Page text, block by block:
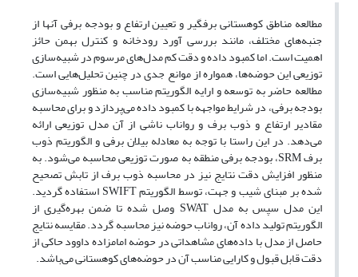
مطالعه مناطق کوهستانی برفگیر و تعیین ارتفاع و بودجه برفی آنها از
جنبه‌های مختلف، مانند بررسی آورد رودخانه و کنترل بهمن حائز
اهمیت است. اما کمبود داده و دقت کم مدل‌های مرسوم در شبیه‌سازی
توزیعی این حوضه‌ها، همواره از موانع جدی در چنین تحلیل‌هایی است.
مطالعه حاضر به توسعه و ارایه الگوریتم مناسب به منظور شبیه‌سازی
بودجه برفی، در شرایط مواجهه با کمبود داده می‌پردازد و برای محاسبه
مقادیر ارتفاع و ذوب برف و رواناب ناشی از آن مدل توزیعی ارائه
می‌دهد. در این راستا با توجه به معادله بیلان برفی و الگوریتم ذوب
برف SRM، بودجه برفی منطقه به صورت توزیعی محاسبه می‌شود. به
منظور افزایش دقت نتایج نیز در محاسبه ذوب برف از تابش تصحیح
شده بر مبنای شیب و جهت، توسط الگوریتم SWIFT استفاده گردید.
این مدل سپس به مدل SWAT وصل شده تا ضمن بهره‌گیری از
الگوریتم تولید داده آن، رواناب حوضه نیز محاسبه گردد. مقایسه نتایج
حاصل از مدل با داده‌های مشاهداتی در حوضه امامزاده داوود حاکی از
دقت قابل قبول و کارایی مناسب آن در حوضه‌های کوهستانی می‌باشد.